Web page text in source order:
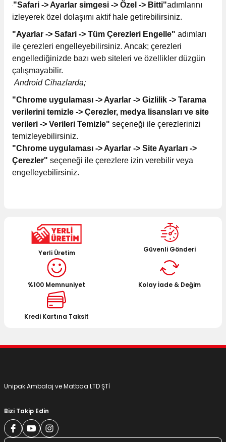
·"Safari -> Ayarlar simgesi -> Özel -> Bitti"adımlarını
izleyerek özel dolaşımı aktif hale getirebilirsiniz.
"Ayarlar -> Safari -> Tüm Çerezleri Engelle" adımları
ile çerezleri engelleyebilirsiniz. Ancak; çerezleri
engellediğinizde bazı web siteleri ve özellikler düzgün
çalışmayabilir.
Android Cihazlarda;
"Chrome uygulaması -> Ayarlar -> Gizlilik -> Tarama
verilerini temizle -> Çerezler, medya lisansları ve site
verileri -> Verileri Temizle" seçeneği ile çerezlerinizi
temizleyebilirsiniz.
"Chrome uygulaması -> Ayarlar -> Site Ayarları ->
Çerezler" seçeneği ile çerezlere izin verebilir veya
engelleyebilirsiniz.
Yerli Üretim Güvenli Gönderi
%100 Memnuniyet Kolay İade & Değim
Kredi Kartına Taksit
Unipak Ambalaj ve Matbaa LTD ŞTİ
Bizi Takip Edin